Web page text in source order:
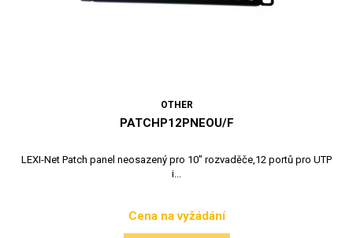
OTHER
PATCHP12PNEOU/F
LEXI-Net Patch panel neosazený pro 10" rozvaděče,12 portů pro UTP
i...
Cena
Cena na vyžádání